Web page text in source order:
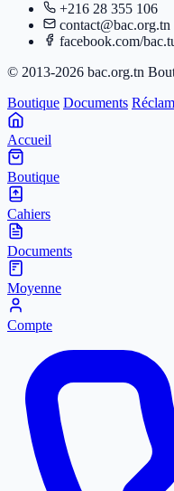
+216 28 355 106
contact@bac.org.tn
facebook.com/
© 2013-2026 bac.org.tn
Boutique Documents
Accueil
Boutique
Cahiers
Documents
Moyenne
Compte